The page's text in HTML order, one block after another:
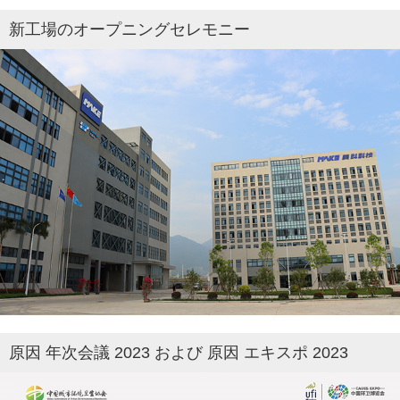
新工場のオープニングセレモニー
原因 年次会議 2023 および 原因 エキスポ 2023